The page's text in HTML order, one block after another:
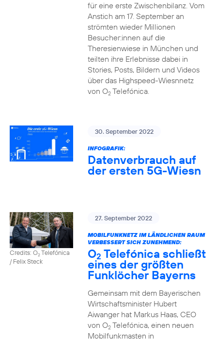
für eine erste Zwischenbilanz. Vom
Anstich am 17. September an
strömten wieder Millionen
Besucher:innen auf die
Theresienwiese in München und
teilten ihre Erlebnisse dabei in
Stories, Posts, Bildern und Videos
über das Highspeed-Wiesnnetz
von O2Telefónica.
30. September 2022
INFOGRAFIK:
Datenverbrauch auf
der ersten 5G-Wiesn
Credits: O2Telefónica
/ Felix Steck
27. September 2022
MOBILFUNKNETZ IM LÄNDLICHEN RAUM
VERBESSERT SICH ZUNEHMEND:
O2 Telefónica schließt
eines der größten
Funklöcher Bayerns
Gemeinsam mit dem Bayerischen
Wirtschaftsminister Hubert
Aiwanger hat Markus Haas, CEO
von O2Telefónica, einen neuen
Mobilfunkmasten in